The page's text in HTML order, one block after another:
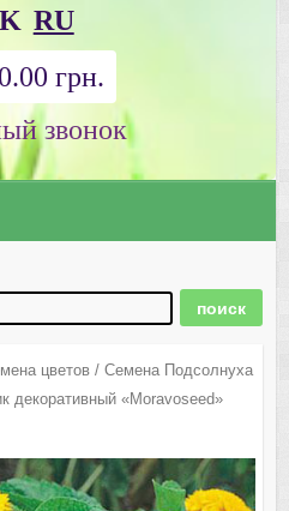
RU
0.00грн.
цветов/ Семена Подсолнуха
декоративный «Moravoseed»